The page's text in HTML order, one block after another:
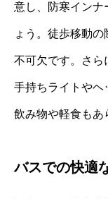
意し、防寒インナ
ょう。徒歩移動
不可欠です。さら
手持ちライトやヘ
飲み物や軽食もあ
バスでの快適